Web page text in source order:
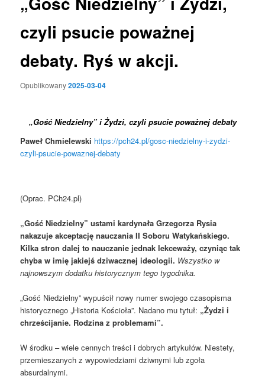
czyli psucie poważnej
debaty. Ryś w akcji.
Opublikowany2025-03-04
„Gość Niedzielny” i Żydzi, czyli psucie poważnej debaty
Paweł Chmielewski https://pch24.pl/gosc-niedzielny-i-zydzi-
czyli-psucie-powaznej-debaty
(Oprac. PCh24.pl)
„Gość Niedzielny” ustami kardynała Grzegorza Rysia
nakazuje akceptację nauczania II Soboru Watykańskiego.
Kilka stron dalej to nauczanie jednak lekceważy, czyniąc tak
chyba w imię jakiejś dziwacznej ideologii. Wszystko w
najnowszym dodatku historycznym tego tygodnika.
„Gość Niedzielny” wypuścił nowy numer swojego czasopisma
historycznego „Historia Kościoła”. Nadano mu tytuł: „Żydzi i
chrześcijanie. Rodzina z problemami”.
W środku – wiele cennych treści i dobrych artykułów. Niestety,
przemieszanych z wypowiedziami dziwnymi lub zgoła
absurdalnymi.